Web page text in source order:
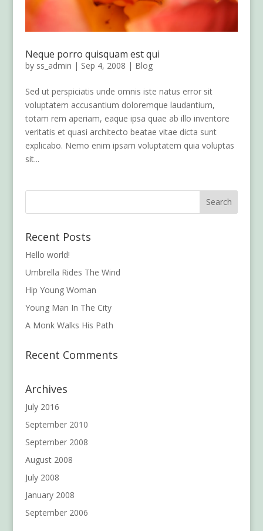
Neque porro quisquam est qui
by ss_admin | Sep 4, 2008 | Blog
Sed ut perspiciatis unde omnis iste natus error sit
voluptatem accusantium doloremque laudantium,
totam rem aperiam, eaque ipsa quae ab illo inventore
veritatis et quasi architecto beatae vitae dicta sunt
explicabo. Nemo enim ipsam voluptatem quia voluptas
sit...
Recent Posts
Hello world!
Umbrella Rides The Wind
Hip Young Woman
Young Man In The City
A Monk Walks His Path
Recent Comments
Archives
July 2016
September 2010
September 2008
August 2008
July 2008
January 2008
September 2006